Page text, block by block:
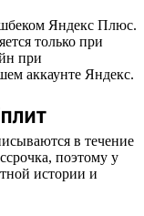
Яндекс Плюс.
только при
при
аккаунте Яндекс.
в течение
поэтому у
истории и